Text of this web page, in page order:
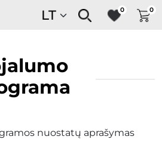
0 0
nuostatų aprašymas